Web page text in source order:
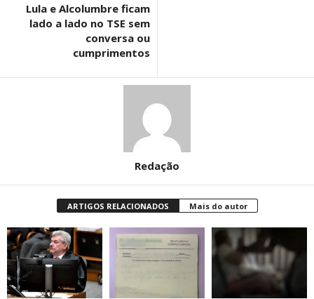
Lula e Alcolumbre ficam
lado a lado no TSE sem
conversa ou
cumprimentos
Redação
ARTIGOS RELACIONADOS Mais do autor